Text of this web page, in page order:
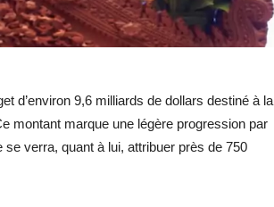
d’environ 9,6 milliards de dollars destiné à la
montant marque une légère progression par
se verra, quant à lui, attribuer près de 750